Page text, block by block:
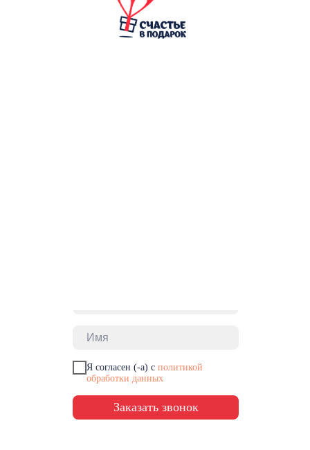
в любой из мессенджеров ниже
или закажите бесплатный звонок
Я согласен (-а) с политикой
обработки данных
Заказать звонок